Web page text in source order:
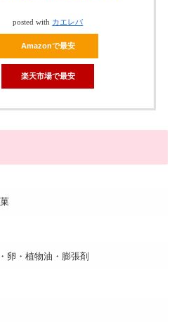
posted with カエレバ
Amazonで最安
楽天市場で最安
卵・植物油・膨張剤